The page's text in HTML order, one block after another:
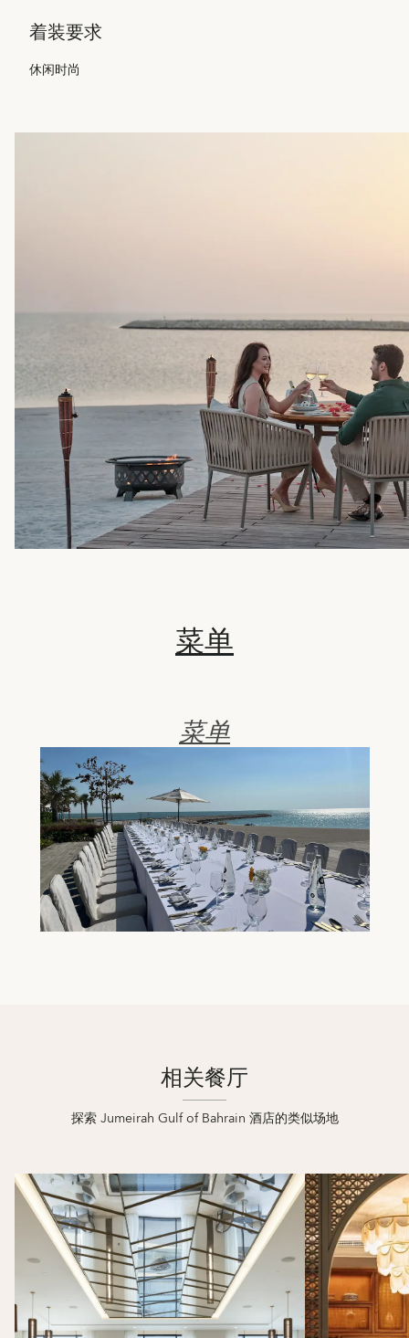
着装要求
休闲时尚
菜单
菜单
相关餐厅
探索 Jumeirah Gulf of Bahrain 酒店的类似场地